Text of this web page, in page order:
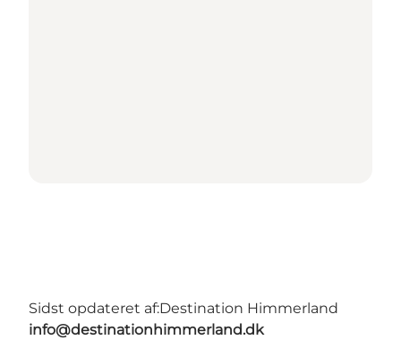
Sidst opdateret af:Destination Himmerland
info@destinationhimmerland.dk